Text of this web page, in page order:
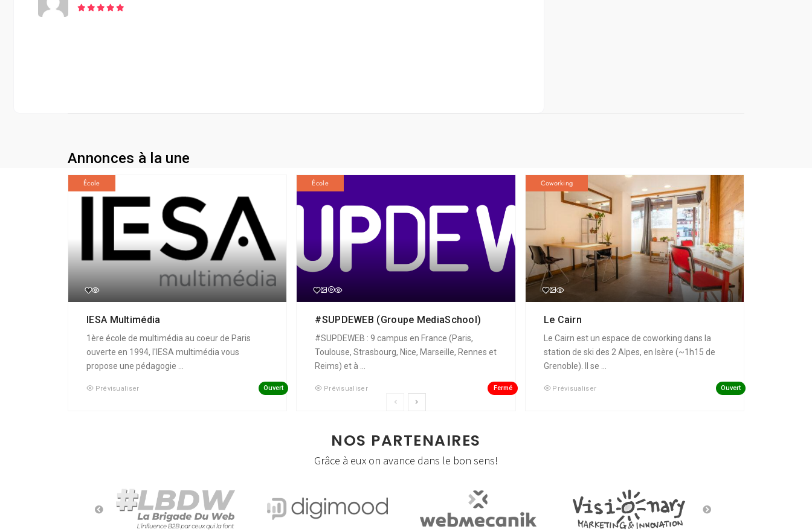
Annonces à la une
École
IESA Multimédia
1ère école de multimédia au coeur de Paris
ouverte en 1994, l'IESA multimédia vous
propose une pédagogie ...
Prévisualiser Ouvert
École
#SUPDEWEB (Groupe MediaSchool)
#SUPDEWEB : 9 campus en France (Paris,
Toulouse, Strasbourg, Nice, Marseille, Rennes et
Reims) et à ...
Prévisualiser Fermé
Coworking
Le Cairn
Le Cairn est un espace de coworking dans la
station de ski des 2 Alpes, en Isère (~1h15 de
Grenoble). Il se ...
Prévisualiser Ouvert
NOS PARTENAIRES
Grâce à eux on avance dans le bon sens!